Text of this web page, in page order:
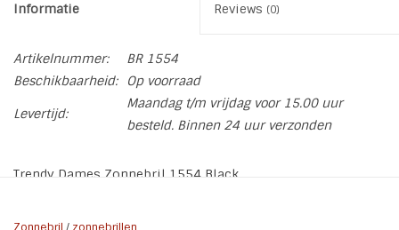
Informatie Reviews (0)
Artikelnummer:
BR 1554
Beschikbaarheid:
Op voorraad
Levertijd:
Maandag t/m vrijdag voor 15.00 uur
besteld. Binnen 24 uur verzonden
Trendy Dames Zonnebril 1554 Black